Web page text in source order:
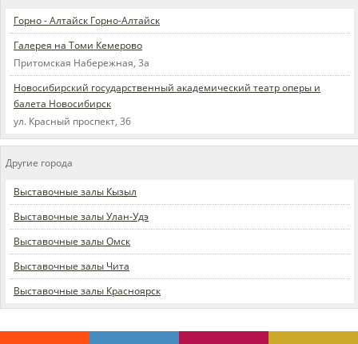
Горно - Алтайск Горно-Алтайск
Галерея на Томи Кемерово
Притомская Набережная, 3а
Новосибирский государственный академический театр оперы и
балета Новосибирск
ул. Красный проспект, 36
Другие города
Выставочные залы Кызыл
Выставочные залы Улан-Удэ
Выставочные залы Омск
Выставочные залы Чита
Выставочные залы Красноярск